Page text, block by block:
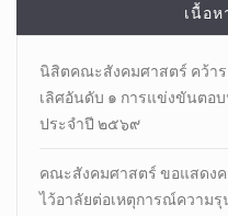
เนื้อ
นิสิตคณะสังคมศาสตร์​ คว้าร
เลิศอันดับ ๑ การแข่งขันตอ
ประจำปี ๒๕๖๙
คณะสังคมศาสตร์ ขอแสดงค
ไว้อาลัยต่อเหตุการณ์ความ